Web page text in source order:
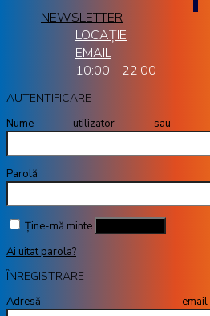
NEWSLETTER
LOCAȚIE
EMAIL
10:00 - 22:00
AUTENTIFICARE
Nume utilizator sau
Ține-mă minte
Ai uitat parola?
ÎNREGISTRARE
Adresă